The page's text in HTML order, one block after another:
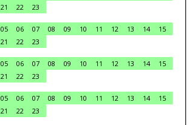
21 22
23
05 06 07 08 09 10 11 12 13 14
15
21 22
23
05 06 07 08 09 10 11 12 13 14
15
21 22
23
05 06 07 08 09 10 11 12 13 14
15
21 22
23